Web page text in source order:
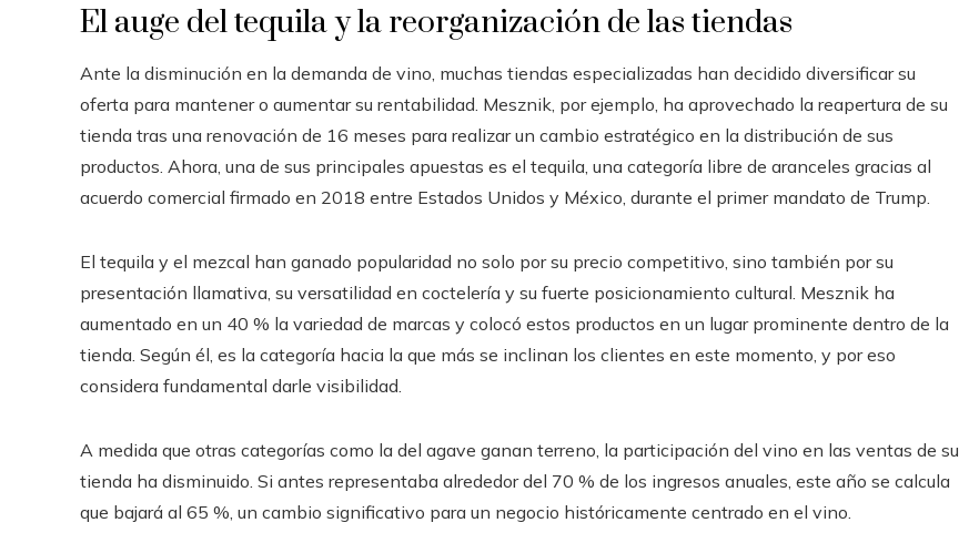
El auge del tequila y la reorganización de las tiendas
Ante la disminución en la demanda de vino, muchas tiendas especializadas han decidido diversificar su
oferta para mantener o aumentar su rentabilidad. Mesznik, por ejemplo, ha aprovechado la reapertura de su
tienda tras una renovación de 16 meses para realizar un cambio estratégico en la distribución de sus
productos. Ahora, una de sus principales apuestas es el tequila, una categoría libre de aranceles gracias al
acuerdo comercial firmado en 2018 entre Estados Unidos y México, durante el primer mandato de Trump.
El tequila y el mezcal han ganado popularidad no solo por su precio competitivo, sino también por su
presentación llamativa, su versatilidad en coctelería y su fuerte posicionamiento cultural. Mesznik ha
aumentado en un 40 % la variedad de marcas y colocó estos productos en un lugar prominente dentro de la
tienda. Según él, es la categoría hacia la que más se inclinan los clientes en este momento, y por eso
considera fundamental darle visibilidad.
A medida que otras categorías como la del agave ganan terreno, la participación del vino en las ventas de su
tienda ha disminuido. Si antes representaba alrededor del 70 % de los ingresos anuales, este año se calcula
que bajará al 65 %, un cambio significativo para un negocio históricamente centrado en el vino.